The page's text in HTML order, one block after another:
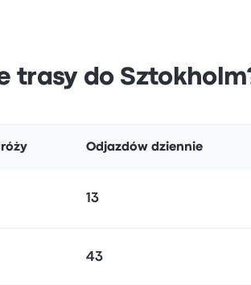
trasy do
Odjazdów dziennie
13
43